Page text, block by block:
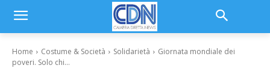
Home Costume & Società Solidarietà
Giornata mondiale dei
poveri. Solo chi...